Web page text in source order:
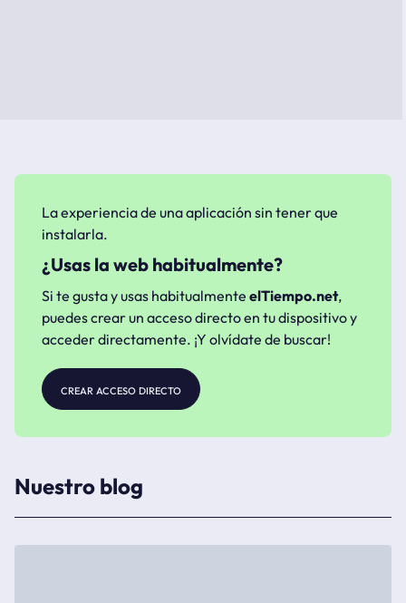
La experiencia de una aplicación sin tener que
instalarla.
¿Usas la web habitualmente?
Si te gusta y usas habitualmente elTiempo.net,
puedes crear un acceso directo en tu dispositivo y
acceder directamente. ¡Y olvídate de buscar!
crear acceso directo
Nuestro blog